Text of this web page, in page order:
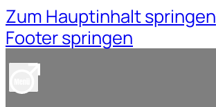
Zum Hauptinhalt springen
Footer springen